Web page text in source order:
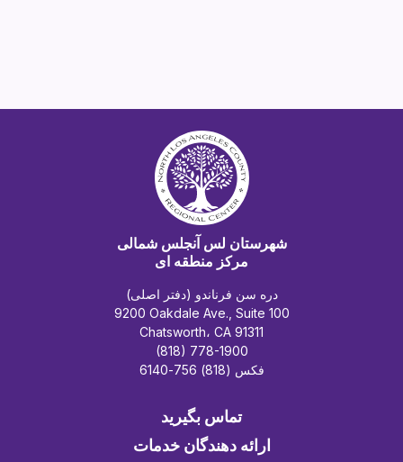
شهرستان لس آنجلس شمالی
مرکز منطقه ای
دره سن فرناندو (دفتر اصلی)
9200 Oakdale Ave., Suite 100
Chatsworth، CA 91311
(818) 778-1900
فکس (818) 756-6140
تماس بگیرید
ارائه دهندگان خدمات